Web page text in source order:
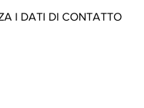
I DATI DI CONTATTO